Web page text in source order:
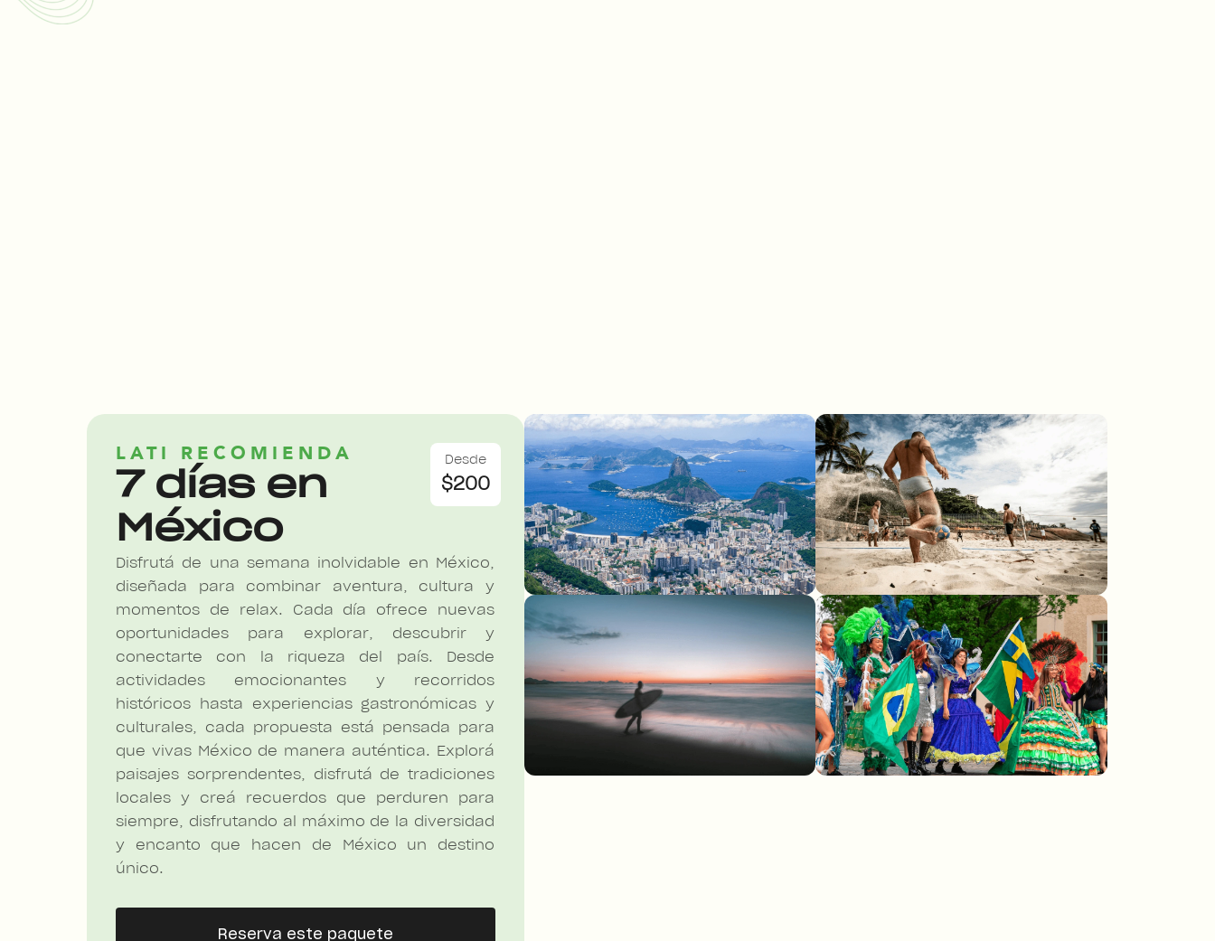
LATI RECOMIENDA
7 días en
México
Desde
$200
Disfrutá de una semana inolvidable en México,
diseñada para combinar aventura, cultura y
momentos de relax. Cada día ofrece nuevas
oportunidades para explorar, descubrir y
conectarte con la riqueza del país. Desde
actividades emocionantes y recorridos
históricos hasta experiencias gastronómicas y
culturales, cada propuesta está pensada para
que vivas México de manera auténtica. Explorá
paisajes sorprendentes, disfrutá de tradiciones
locales y creá recuerdos que perduren para
siempre, disfrutando al máximo de la diversidad
y encanto que hacen de México un destino
único.
Reserva este paquete